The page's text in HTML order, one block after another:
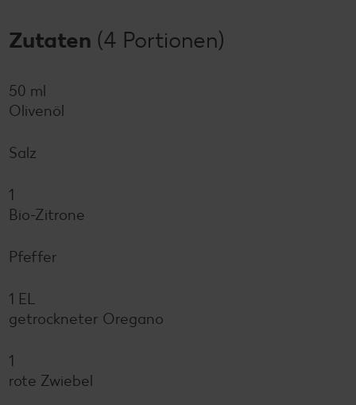
Zutaten (4 Portionen)
50 ml
Olivenöl
Salz
1
Bio-Zitrone
Pfeffer
1 EL
getrockneter Oregano
1
rote Zwiebel